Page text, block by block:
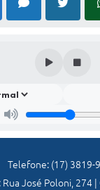
Telefone: (17) 3819-
Rua José Poloni, 274 |